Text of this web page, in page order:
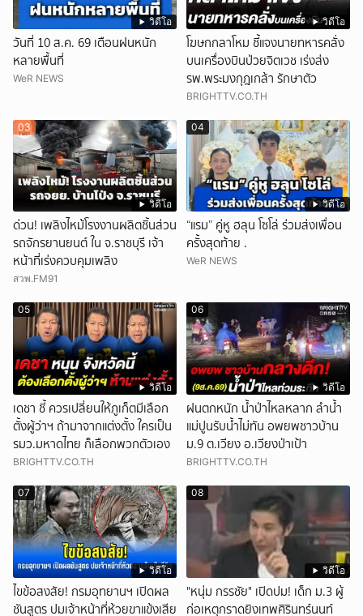
วิดีโอ
วันที่ 10 ส.ค. 69 เตือนฝนหนัก
หลายพื้นที่
WeR NEWS
วิดีโอ
โฆษกกลาโหม ชี้แจงนายทหารคลั่ง
บนเครื่องบินป่วยจิตเวช เร่งส่ง
รพ.พระมงกุฎเกล้า รักษาตัว
BRIGHTTV.CO.TH
วิดีโอ
03
ด่วน! เพลิงไหม้โรงงานผลิตชิ้นส่วน
รถจักรยานยนต์ ใน จ.ราชบุรี เจ้า
หน้าที่เร่งควบคุมเพลิง
สวพ.FM91
วิดีโอ
04
“แรม” คู่หู ฮลุน โซโล่ ร่วมส่งเพื่อน
ครั้งสุดท้าย .
WeR NEWS
วิดีโอ
05
เดชา ชี้ ควรเปลี่ยนให้ภูเก็ตมีเลือก
ตั้งผู้ว่าฯ ถ้ามาจากแต่งตั้ง ใครเป็น
รมว.มหาดไทย ก็เลือกพวกตัวเอง
BRIGHTTV.CO.TH
วิดีโอ
06
ฝนตกหนัก น้ำป่าไหลหลาก ลำน้ำ
แม่ปูนรับน้ำไม่ทัน อพยพชาวบ้าน
ม.9 ต.เวียง อ.เวียงป่าเป้า
BRIGHTTV.CO.TH
วิดีโอ
07
ไขข้อสงสัย! กรมอุทยานฯ เปิดผล
ชันสูตร ปมเจ้าหน้าที่ห้วยขาแข้งเสีย
วิดีโอ
08
"หนุ่ม กรรชัย" เปิดปม! เด็ก ม.3 ผู้
ก่อเหตุกราดยิงเทพศิรินทร์นนท์